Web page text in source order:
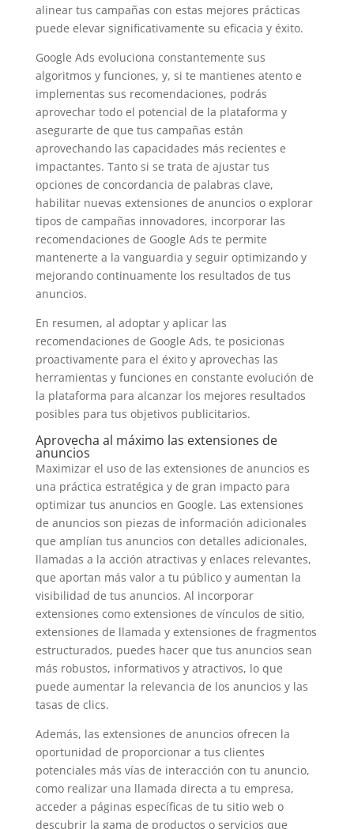
alinear tus campañas con estas mejores prácticas
puede elevar significativamente su eficacia y éxito.
Google Ads evoluciona constantemente sus
algoritmos y funciones, y, si te mantienes atento e
implementas sus recomendaciones, podrás
aprovechar todo el potencial de la plataforma y
asegurarte de que tus campañas están
aprovechando las capacidades más recientes e
impactantes. Tanto si se trata de ajustar tus
opciones de concordancia de palabras clave,
habilitar nuevas extensiones de anuncios o explorar
tipos de campañas innovadores, incorporar las
recomendaciones de Google Ads te permite
mantenerte a la vanguardia y seguir optimizando y
mejorando continuamente los resultados de tus
anuncios.
En resumen, al adoptar y aplicar las
recomendaciones de Google Ads, te posicionas
proactivamente para el éxito y aprovechas las
herramientas y funciones en constante evolución de
la plataforma para alcanzar los mejores resultados
posibles para tus objetivos publicitarios.
Aprovecha al máximo las extensiones de
anuncios
Maximizar el uso de las extensiones de anuncios es
una práctica estratégica y de gran impacto para
optimizar tus anuncios en Google. Las extensiones
de anuncios son piezas de información adicionales
que amplían tus anuncios con detalles adicionales,
llamadas a la acción atractivas y enlaces relevantes,
que aportan más valor a tu público y aumentan la
visibilidad de tus anuncios. Al incorporar
extensiones como extensiones de vínculos de sitio,
extensiones de llamada y extensiones de fragmentos
estructurados, puedes hacer que tus anuncios sean
más robustos, informativos y atractivos, lo que
puede aumentar la relevancia de los anuncios y las
tasas de clics.
Además, las extensiones de anuncios ofrecen la
oportunidad de proporcionar a tus clientes
potenciales más vías de interacción con tu anuncio,
como realizar una llamada directa a tu empresa,
acceder a páginas específicas de tu sitio web o
descubrir la gama de productos o servicios que